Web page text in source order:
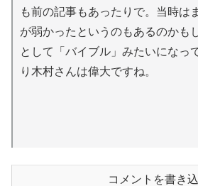
も前の記事もあったりで。当時は
が弱かったというのもあるのかも
として「バイブル」みたいになっ
り木村さんは偉大ですね。
コメントを書き